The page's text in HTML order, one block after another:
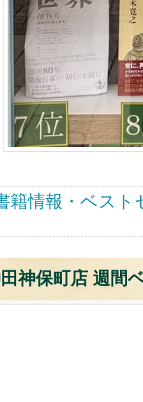
籍情報・ベスト
田神保町店 週